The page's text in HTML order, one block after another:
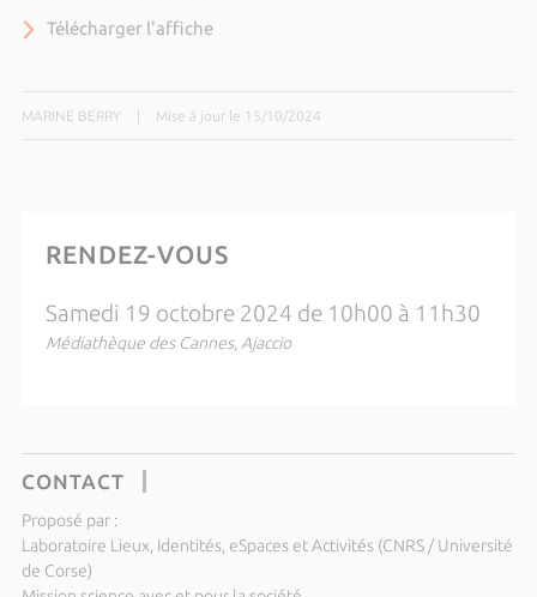
Télécharger l'affiche
MARINE BERRY Mise à jour le 15/10/2024
RENDEZ-VOUS
Samedi 19 octobre 2024 de 10h00 à 11h30
Médiathèque des Cannes, Ajaccio
CONTACT
Proposé par :
Laboratoire Lieux, Identités, eSpaces et Activités (CNRS / Université
de Corse)